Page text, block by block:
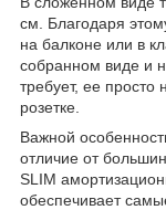
см. Благодаря
на балконе или в
собранном виде и
требует, ее просто
розетке.
Важной
отличие от
SLIM
обеспечивает